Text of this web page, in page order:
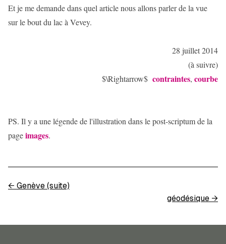
Et je me demande dans quel article nous allons parler de la vue
sur le bout du lac à Vevey.
28 juillet 2014
(à suivre)
$\Rightarrow$ contraintes, courbe
PS. Il y a une légende de l'illustration dans le post-scriptum de la
pageimages.
← Genève (suite)
géodésique →